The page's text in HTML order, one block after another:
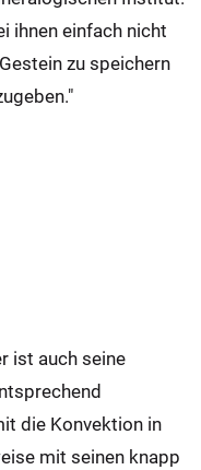
ihnen einfach nicht
zu speichern
ist auch seine
die Konvektion in
mit seinen knapp